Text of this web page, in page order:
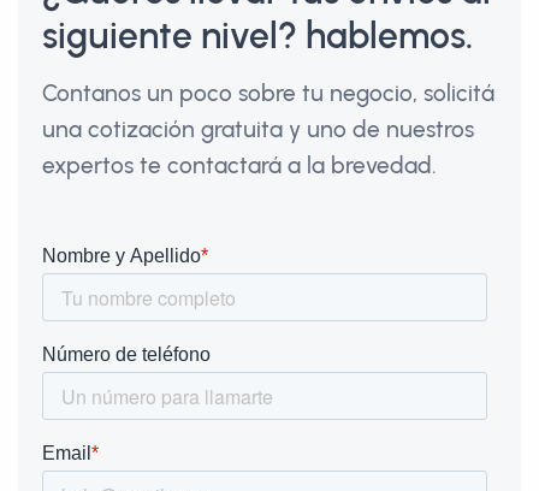
siguiente nivel? hablemos.
Contanos un poco sobre tu negocio, solicitá
una cotización gratuita y uno de nuestros
expertos te contactará a la brevedad.